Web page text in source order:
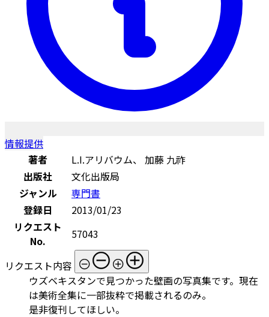
情報提供
著者
L.I.アリバウム、 加藤 九祚
出版社
文化出版局
ジャンル
専門書
登録日
2013/01/23
リクエスト
No.
57043
リクエスト内容
ウズベキスタンで見つかった壁画の写真集です。現在
は美術全集に一部抜粋で掲載されるのみ。
是非復刊してほしい。